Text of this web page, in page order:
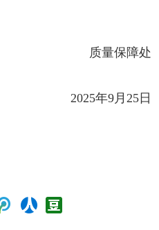
质量保障处
2025年9月25日